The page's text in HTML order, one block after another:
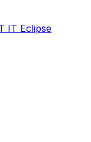
IT Eclipse